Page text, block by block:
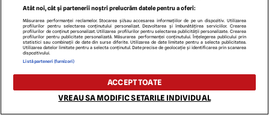
Atât noi, cât și partenerii noștri prelucrăm datele pentru a oferi:
Măsurarea performanței reclamelor. Stocarea și/sau accesarea informațiilor de pe un dispozitiv. Utilizarea
profilurilor pentru selectarea conținutului personalizat. Dezvoltarea și îmbunătățirea serviciilor. Crearea
profilurilor de conținut personalizat. Utilizarea profilurilor pentru selectarea publicității personalizate. Crearea
profilurilor pentru publicitate personalizată. Măsurarea performanței conținutului. Înțelegerea publicului prin
statistici sau combinații de date din surse diferite. Utilizarea de date limitate pentru a selecta publicitatea.
Utilizarea datelor limitate pentru a selecta conținutul. Date precise de geolocație și identificarea prin scanarea
dispozitivului.
Listă parteneri (furnizori)
ACCEPT TOATE
VREAU SA MODIFIC SETARILE INDIVIDUAL